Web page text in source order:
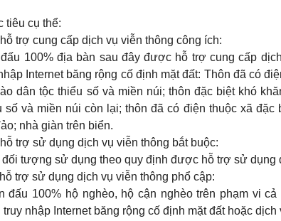
tiêu cụ thể:
trợ cung cấp dịch vụ viễn thông công ích:
100% địa bàn sau đây được hỗ trợ cung cấp
Internet băng rộng cố định mặt đất: Thôn đã có
dân tộc thiểu số và miền núi; thôn đặc biệt khó
số và miền núi còn lại; thôn đã có điện thuộc xã đặc
nhà giàn trên biển.
trợ sử dụng dịch vụ viễn thông bắt buộc:
đối tượng sử dụng theo quy định được hỗ trợ sử dụng
trợ sử dụng dịch vụ viễn thông phổ cập:
đấu 100% hộ nghèo, hộ cận nghèo trên phạm vi
nhập Internet băng rộng cố định mặt đất hoặc